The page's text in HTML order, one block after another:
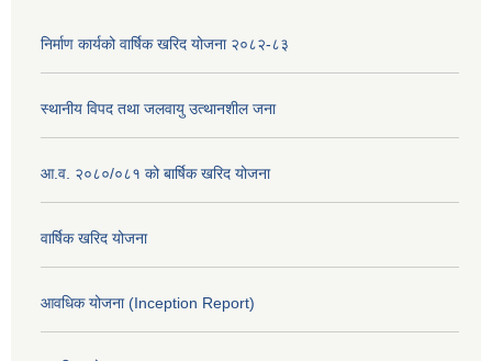
निर्माण कार्यको वार्षिक खरिद योजना २०८२-८३
स्थानीय विपद तथा जलवायु उत्थानशील जना
आ.व. २०८०/०८१ को बार्षिक खरिद योजना
वार्षिक खरिद योजना
आवधिक योजना (Inception Report)